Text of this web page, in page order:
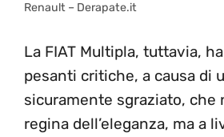
Renault – Derapate.it
La FIAT Multipla, tuttavia,
pesanti critiche, a causa di
sicuramente sgraziato, che
regina dell’eleganza, ma a